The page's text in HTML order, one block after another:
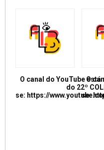
O canal do YouTube
do 22º
se: https://
O
se: